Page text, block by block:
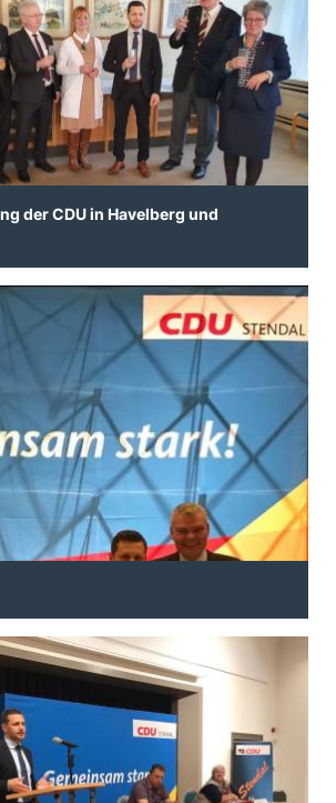
der CDU in Havelberg und